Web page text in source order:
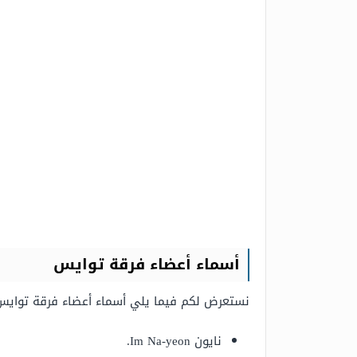
أسماء أعضاء فرقة توايس
نستعرض لكم فيما يلي أسماء أعضاء فرقة توايس
نايون Im Na-yeon.